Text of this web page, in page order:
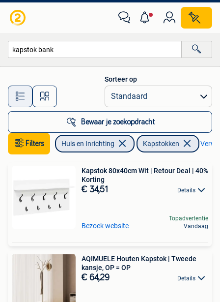
Alle afstanden…
Sorteer op
Bewaar je zoekopdracht
Filters Huis en Inrichting Kapstokken
Kapstok 80x40cm Wit | Retour Deal | 40%
Korting
€ 34,51 Details
Bezoek website
Topadvertentie
Vandaag
AQIMUELE Houten Kapstok | Tweede
kansje, OP = OP
€ 64,29 Details